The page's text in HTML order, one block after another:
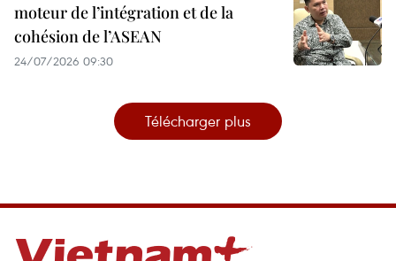
moteur de l’intégration et de la
cohésion de l’ASEAN
24/07/2026 09:30
Télécharger plus